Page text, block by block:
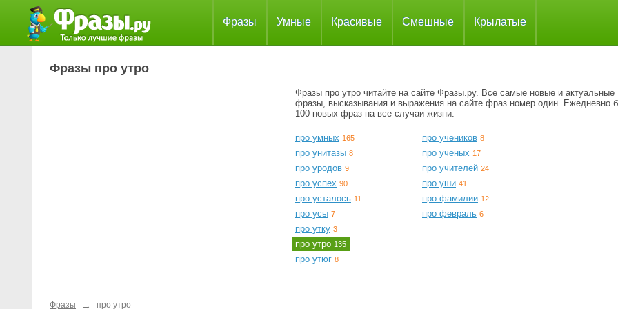
Фразы Умные Красивые Смешные Крылатые
Фразы про утро
Фразы про утро читайте на сайте Фразы.ру. Все самые новые и актуальные
фразы, высказывания и выражения на сайте фраз номер один. Ежедневно
100 новых фраз на все случаи жизни.
про умных 165
про унитазы 8
про уродов 9
про успех 90
про усталось 11
про усы 7
про утку 3
про утро 135
про утюг 8
про учеников 8
про ученых 17
про учителей 24
про уши 41
про фамилии 12
про февраль 6
Фразы → про утро